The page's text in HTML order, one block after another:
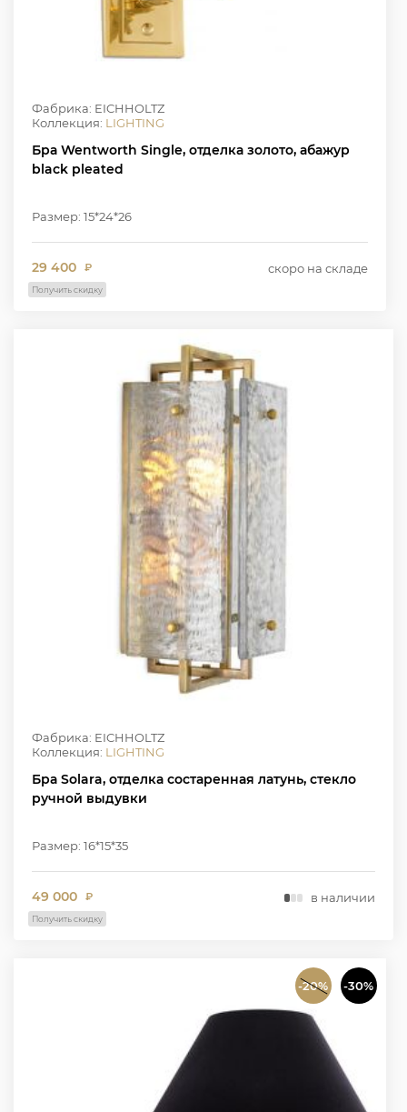
Фабрика: EICHHOLTZ
Коллекция: LIGHTING
Бра Wentworth Single, отделка золото, абажур
black pleated
Размер: 15*24*26
29 400 ₽ скоро на складе
Получить скидку
Фабрика: EICHHOLTZ
Коллекция: LIGHTING
Бра Solara, отделка состаренная латунь, стекло
ручной выдувки
Размер: 16*15*35
49 000 ₽ в наличии
Получить скидку
-20% -30%